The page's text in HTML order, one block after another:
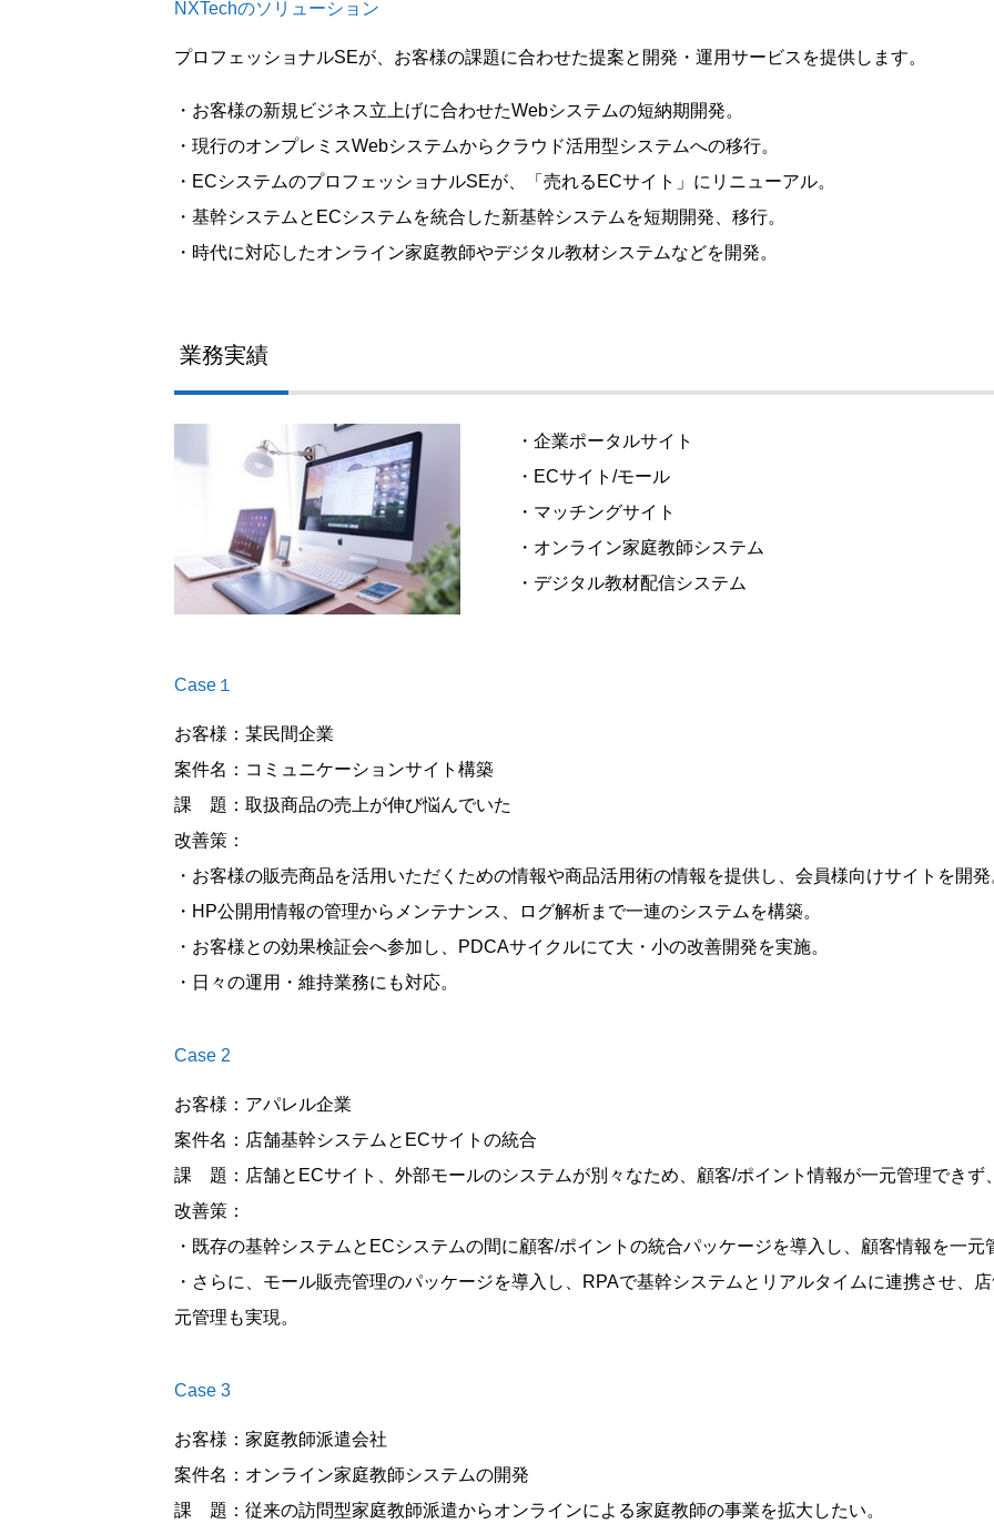
NXTechのソリューション
プロフェッショナルSEが、お客様の課題に合わせた提案と開発・運用サービスを提供します。
・お客様の新規ビジネス立上げに合わせたWebシステムの短納期開発。
・現行のオンプレミスWebシステムからクラウド活用型システムへの移行。
・ECシステムのプロフェッショナルSEが、「売れるECサイト」にリニューアル。
・基幹システムとECシステムを統合した新基幹システムを短期開発、移行。
・時代に対応したオンライン家庭教師やデジタル教材システムなどを開発。
業務実績
・企業ポータルサイト
・ECサイト/モール
・マッチングサイト
・オンライン家庭教師システム
・デジタル教材配信システム
Case１
お客様：某民間企業
案件名：コミュニケーションサイト構築
課 題：取扱商品の売上が伸び悩んでいた
改善策：
・お客様の販売商品を活用いただくための情報や商品活用術の情報を提供し、会員様向けサイトを開発
・HP公開用情報の管理からメンテナンス、ログ解析まで一連のシステムを構築。
・お客様との効果検証会へ参加し、PDCAサイクルにて大・小の改善開発を実施。
・日々の運用・維持業務にも対応。
Case 2
お客様：アパレル企業
案件名：店舗基幹システムとECサイトの統合
課 題：店舗とECサイト、外部モールのシステムが別々なため、顧客/ポイント情報が一元管理できず
改善策：
・既存の基幹システムとECシステムの間に顧客/ポイントの統合パッケージを導入し、顧客情報を一元
・さらに、モール販売管理のパッケージを導入し、RPAで基幹システムとリアルタイムに連携させ、
元管理も実現。
Case 3
お客様：家庭教師派遣会社
案件名：オンライン家庭教師システムの開発
課 題：従来の訪問型家庭教師派遣からオンラインによる家庭教師の事業を拡大したい。